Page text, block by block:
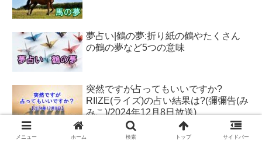
夢占い|鶴の夢:折り紙の鶴やたくさん
の鶴の夢など5つの意味
突然ですが占ってもいいですか?
RIIZE(ライズ)の占い結果は?(彌彌告(み
みこ)/2024年12月8日放送)
メニュー ホーム 検索 トップ サイドバー